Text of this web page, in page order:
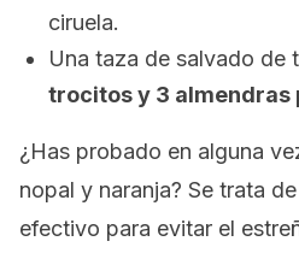
ciruela.
Una taza de salvado de
trocitos y 3 almendras
¿Has probado en alguna
nopal y naranja? Se trata
efectivo para evitar el